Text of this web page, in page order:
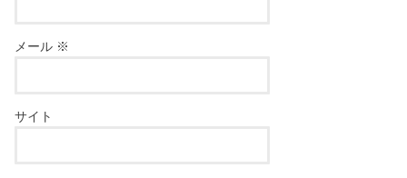
メール ※
サイト